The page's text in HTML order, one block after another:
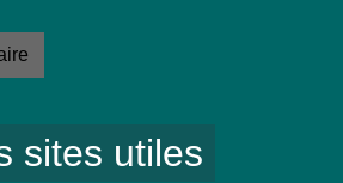
sites utiles